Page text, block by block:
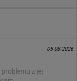
05-08-2026
z jej